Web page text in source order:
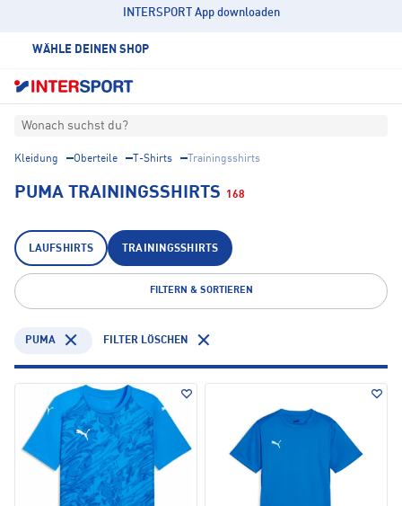
INTERSPORT App downloaden
WÄHLE DEINEN SHOP
Wonach suchst du?
Kleidung Oberteile T-Shirts Trainingsshirts
PUMA TRAININGSSHIRTS 168
LAUFSHIRTS TRAININGSSHIRTS
FILTERN & SORTIEREN
PUMA FILTER LÖSCHEN